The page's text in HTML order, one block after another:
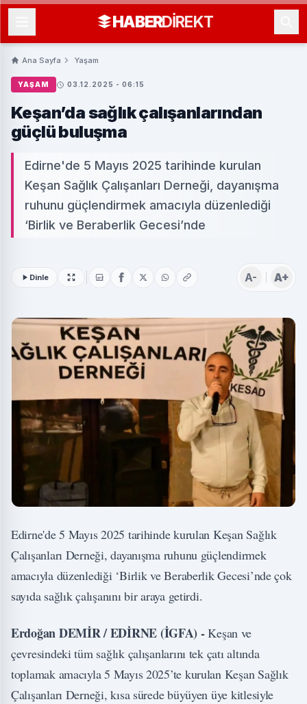
HABERDIREKT
Ana Sayfa Yaşam
YAŞAM 03.12.2025 - 06:15
Keşan’da sağlık çalışanlarından
güçlü buluşma
Edirne'de 5 Mayıs 2025 tarihinde kurulan
Keşan Sağlık Çalışanları Derneği, dayanışma
ruhunu güçlendirmek amacıyla düzenlediği
‘Birlik ve Beraberlik Gecesi’nde
Dinle A- A+
Edirne'de 5 Mayıs 2025 tarihinde kurulan Keşan Sağlık
Çalışanları Derneği, dayanışma ruhunu güçlendirmek
amacıyla düzenlediği ‘Birlik ve Beraberlik Gecesi’nde çok
sayıda sağlık çalışanını bir araya getirdi.
Erdoğan DEMİR / EDİRNE (İGFA) -Keşan ve
çevresindeki tüm sağlık çalışanlarını tek çatı altında
toplamak amacıyla 5 Mayıs 2025’te kurulan Keşan Sağlık
Çalışanları Derneği, kısa sürede büyüyen üye kitlesiyle